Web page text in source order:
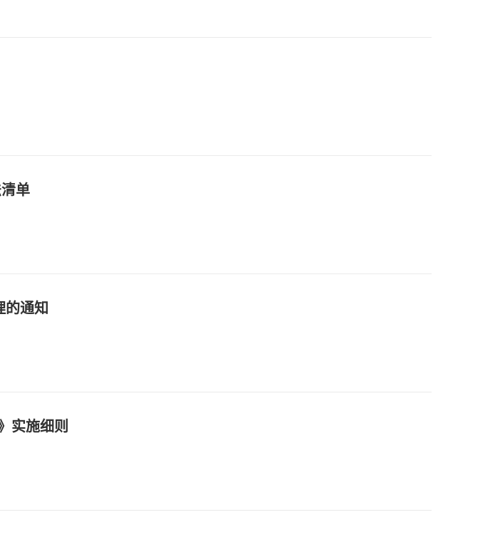
单
的通知
实施细则